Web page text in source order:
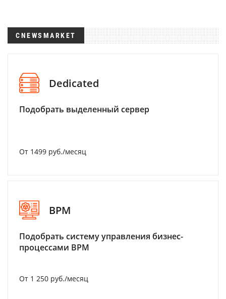
CNEWSMARKET
Dedicated
Подобрать выделенный сервер
От 1499 руб./месяц
BPM
Подобрать систему управления бизнес-
процессами BPM
От 1 250 руб./месяц